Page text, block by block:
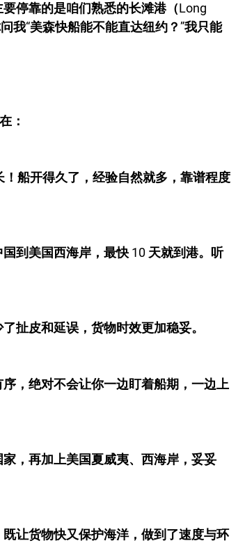
停靠的是咱们熟悉的长滩港（Long
我“美森快船能不能直达纽约？”我只能
：
船开得久了，经验自然就多，靠谱程度
到美国西海岸，最快 10 天就到港。听
扯皮和延误，货物时效更加稳妥。
，绝对不会让你一边盯着船期，一边上
，再加上美国夏威夷、西海岸，妥妥
让货物快又保护海洋，做到了速度与环